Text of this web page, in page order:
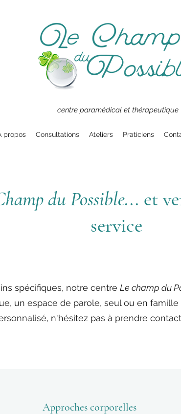
centre paramédical et thérapeutique
propos Consultations Ateliers Praticiens
du Possible... et
service
spécifiques, notre centre Le champ du
un espace de parole, seul ou en famille
n'hésitez pas à prendre
Approches corporelles